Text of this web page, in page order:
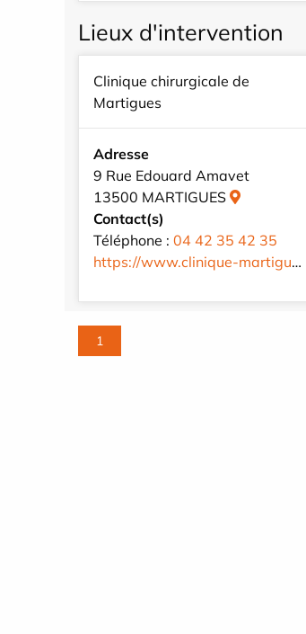
Lieux d'intervention
Clinique chirurgicale de
Martigues
Adresse
9 Rue Edouard Amavet
13500 MARTIGUES
Contact(s)
Téléphone : 04 42 35 42 35
https://www.clinique-martigues.com/fr/
1